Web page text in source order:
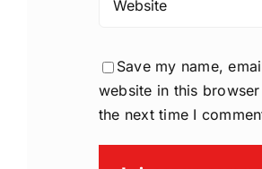
Save my name,
website in this
the next time I